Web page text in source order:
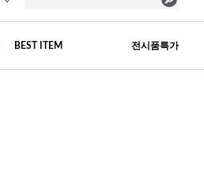
BEST ITEM 전시품특가